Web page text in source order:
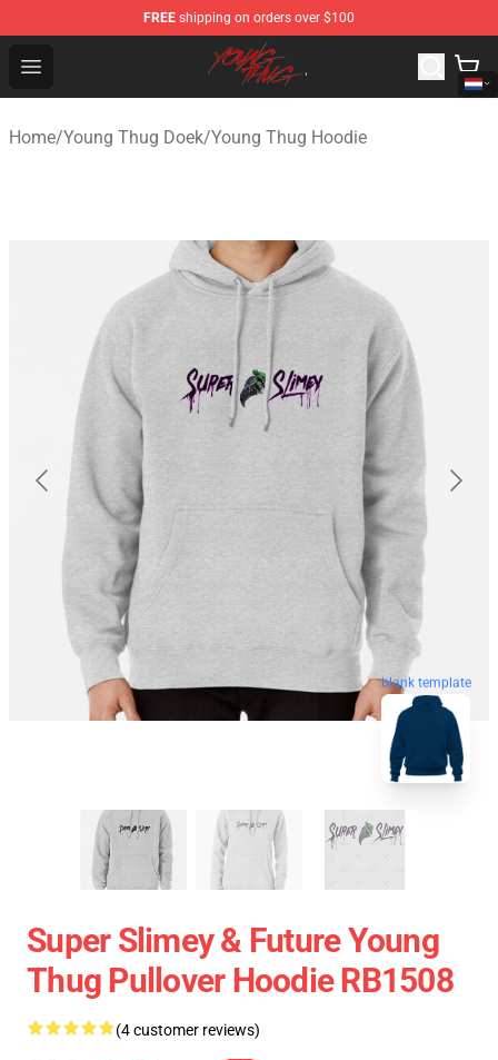
FREE shipping on orders over $100
Open menu
Young Thug Shop - Official Young Thug Merchandise
Home/Young Thug Doek/Young Thug Hoodie
blank template
Super Slimey & Future Young
Thug Pullover Hoodie RB1508
(4 customer reviews)